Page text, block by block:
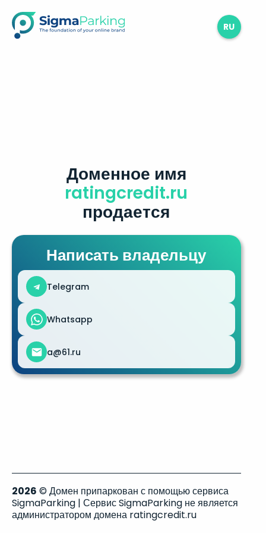
RU
Доменное имя
ratingcredit.ru
продается
Написать владельцу
Telegram
Whatsapp
a@61.ru
2026 © Домен припаркован с помощью сервиса
SigmaParking | Сервис SigmaParking не является
администратором домена ratingcredit.ru